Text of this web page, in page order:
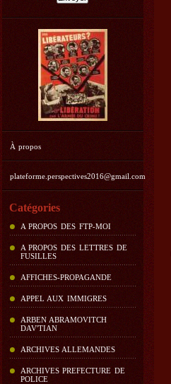
À propos
plateforme.perspectives2016@gmail.com
Catégories
A PROPOS DES FTP-MOI
A PROPOS DES LETTRES DE
FUSILLES
AFFICHES-PROPAGANDE
APPEL AUX IMMIGRES
ARBEN ABRAMOVITCH
DAV'TIAN
ARCHIVES ALLEMANDES
ARCHIVES PREFECTURE DE
POLICE